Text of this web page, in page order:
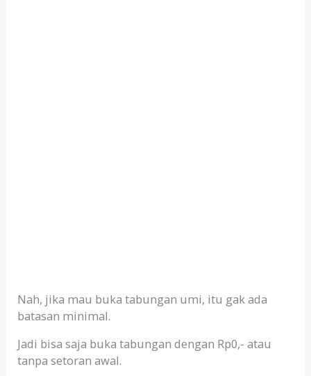
Nah, jika mau buka tabungan umi, itu gak ada
batasan minimal.
Jadi bisa saja buka tabungan dengan Rp0,- atau
tanpa setoran awal.